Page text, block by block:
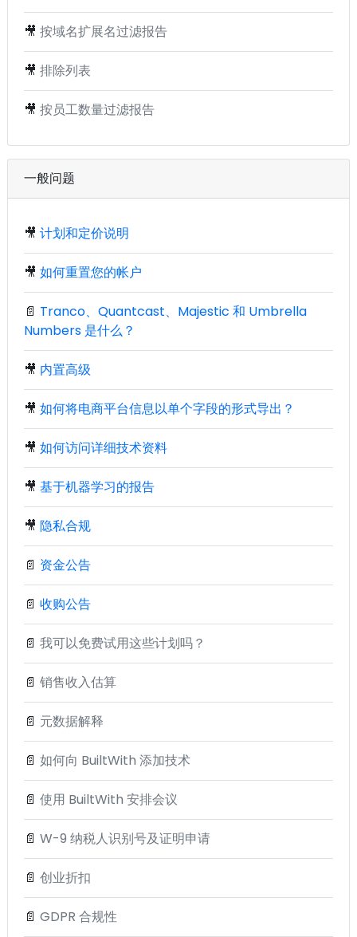
🎥 按域名扩展名过滤报告
🎥 排除列表
🎥 按员工数量过滤报告
一般问题
🎥 计划和定价说明
🎥 如何重置您的帐户
📄 Tranco、Quantcast、Majestic 和 Umbrella
Numbers 是什么？
🎥 内置高级
🎥 如何将电商平台信息以单个字段的形式导出？
🎥 如何访问详细技术资料
🎥 基于机器学习的报告
🎥 隐私合规
📄 资金公告
📄 收购公告
📄 我可以免费试用这些计划吗？
📄 销售收入估算
📄 元数据解释
📄 如何向 BuiltWith 添加技术
📄 使用 BuiltWith 安排会议
📄 W-9 纳税人识别号及证明申请
📄 创业折扣
📄 GDPR 合规性